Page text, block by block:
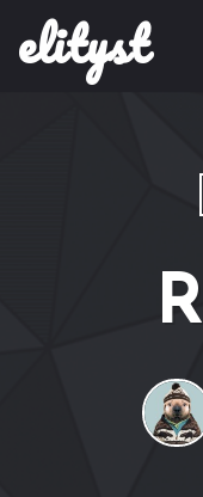
elityst
Skip to content